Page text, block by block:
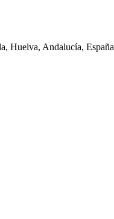
Huelva, Andalucía, España